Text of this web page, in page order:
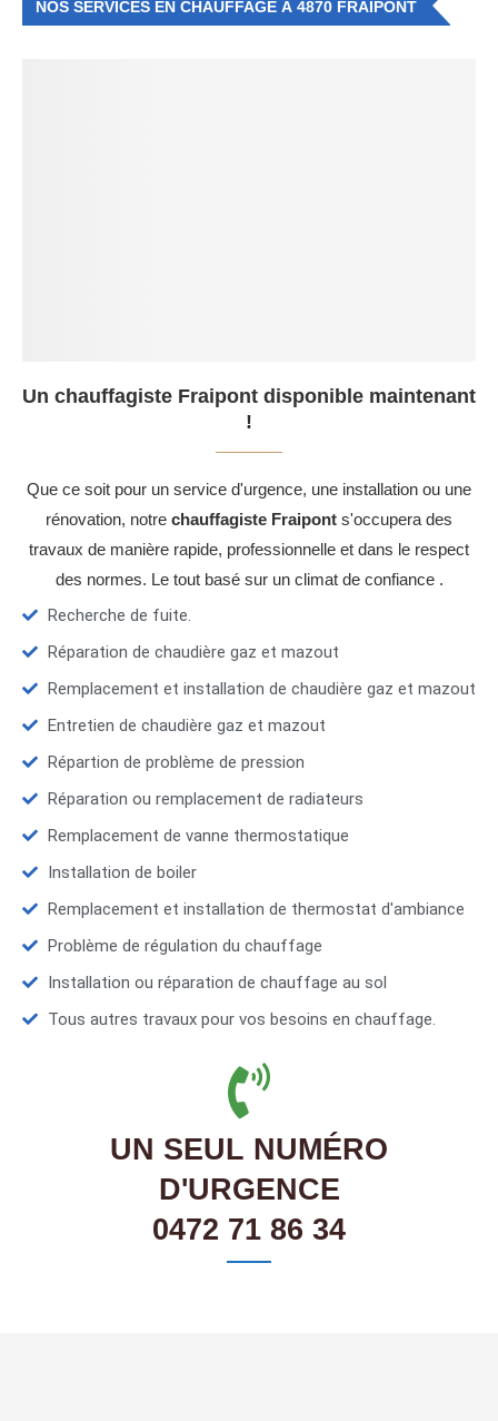
NOS SERVICES EN CHAUFFAGE À 4870 FRAIPONT
Un chauffagiste Fraipont disponible maintenant
!
Que ce soit pour un service d'urgence, une installation ou une
rénovation, notre chauffagiste Fraipont s'occupera des
travaux de manière rapide, professionnelle et dans le respect
des normes. Le tout basé sur un climat de confiance .
Recherche de fuite.
Réparation de chaudière gaz et mazout
Remplacement et installation de chaudière gaz et mazout
Entretien de chaudière gaz et mazout
Répartion de problème de pression
Réparation ou remplacement de radiateurs
Remplacement de vanne thermostatique
Installation de boiler
Remplacement et installation de thermostat d'ambiance
Problème de régulation du chauffage
Installation ou réparation de chauffage au sol
Tous autres travaux pour vos besoins en chauffage.
UN SEUL NUMÉRO
D'URGENCE
0472 71 86 34